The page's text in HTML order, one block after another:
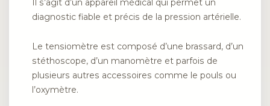
Il s’agit d’un appareil médical qui permet un
diagnostic fiable et précis de la pression artérielle.
Le tensiomètre est composé d’une brassard, d’un
stéthoscope, d’un manomètre et parfois de
plusieurs autres accessoires comme le pouls ou
l’oxymètre.